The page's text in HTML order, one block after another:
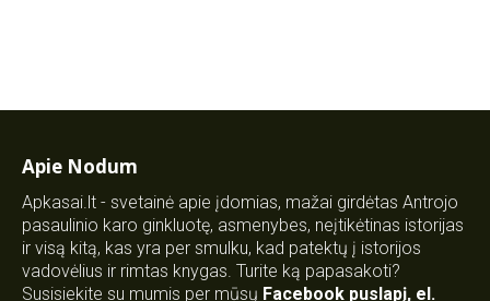
Apie Nodum
Apkasai.lt - svetainė apie įdomias, mažai girdėtas Antrojo
pasaulinio karo ginkluotę, asmenybes, neįtikėtinas istorijas
ir visą kitą, kas yra per smulku, kad patektų į istorijos
vadovėlius ir rimtas knygas. Turite ką papasakoti?
Susisiekite su mumis per mūsų Facebook puslapį, el.